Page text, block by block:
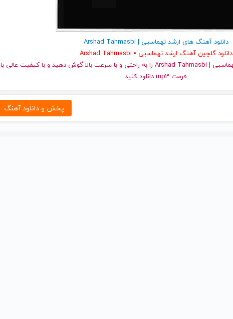
دانلود آهنگ های ارشد تهماسبی | Arshad Tahmasbi
دانلود گلچین آهنگ ارشد تهماسبی • Arshad Tahmasbi
و قدیمی ارشد تهماسبی | Arshad Tahmasbi را به راحتی و با سرعت بالا گوش دهید و با کیفیت عالی با
فرمت mp3 دانلود کنید
پخش و دانلود آهنگ